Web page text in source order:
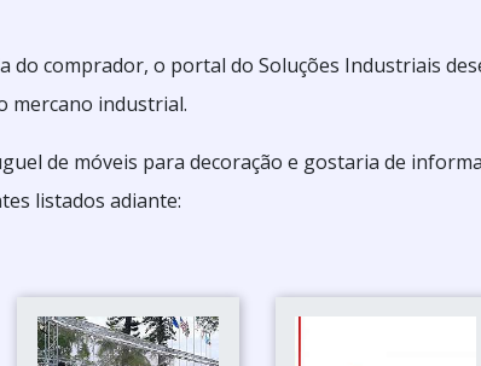
do comprador, o portal do Soluções Industriais
mercano industrial.
de móveis para decoração e gostaria de
listados adiante: